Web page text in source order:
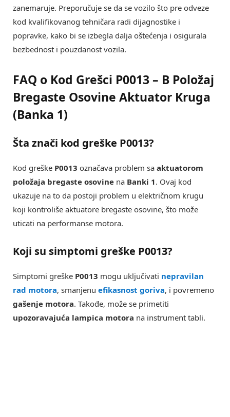
zanemaruje. Preporučuje se da se vozilo što pre odveze
kod kvalifikovanog tehničara radi dijagnostike i
popravke, kako bi se izbegla dalja oštećenja i osigurala
bezbednost i pouzdanost vozila.
FAQ o Kod Grešci P0013 – B Položaj
Bregaste Osovine Aktuator Kruga
(Banka 1)
Šta znači kod greške P0013?
Kod greške P0013 označava problem sa aktuatorom
položaja bregaste osovine na Banki 1. Ovaj kod
ukazuje na to da postoji problem u električnom krugu
koji kontroliše aktuatore bregaste osovine, što može
uticati na performanse motora.
Koji su simptomi greške P0013?
Simptomi greške P0013 mogu uključivati nepravilan
rad motora, smanjenu efikasnost goriva, i povremeno
gašenje motora. Takođe, može se primetiti
upozoravajuća lampica motora na instrument tabli.